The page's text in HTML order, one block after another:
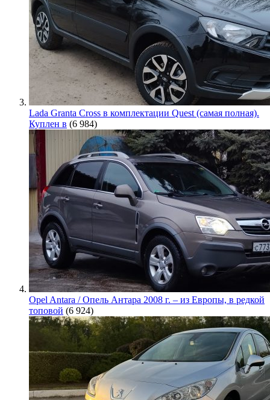
Lada Granta Cross в комплектации Quest (самая полная).
Куплен в (6 984)
Opel Antara / Опель Антара 2008 г. – из Европы, в редкой
топовой (6 924)